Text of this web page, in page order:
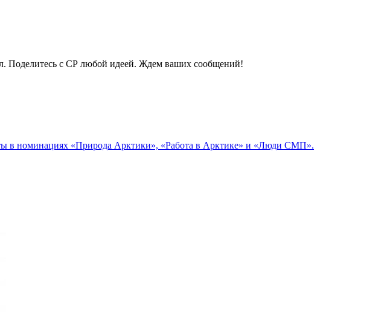
Поделитесь с СР любой идеей. Ждем ваших сообщений!
в номинациях «Природа Арктики», «Работа в Арктике» и «Люди СМП».